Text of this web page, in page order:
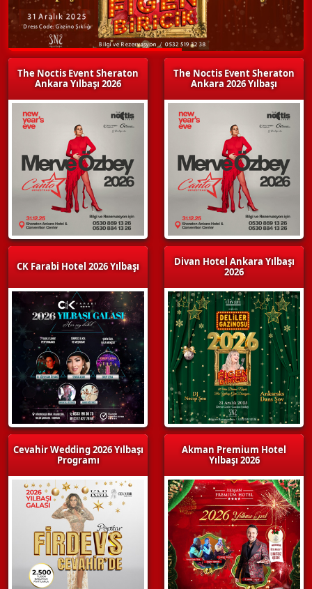
The Noctis Event Sheraton
Ankara Yılbaşı 2026
CK Farabi Hotel 2026 Yılbaşı
Cevahir Wedding 2026 Yılbaşı
Programı
The Noctis Event Sheraton
Ankara 2026 Yılbaşı
Divan Hotel Ankara Yılbaşı
2026
Akman Premium Hotel
Yılbaşı 2026